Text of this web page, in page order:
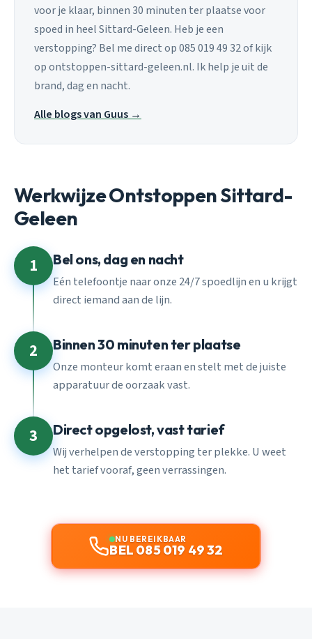
voor je klaar, binnen 30 minuten ter plaatse voor
spoed in heel Sittard-Geleen. Heb je een
verstopping? Bel me direct op 085 019 49 32 of kijk
op ontstoppen-sittard-geleen.nl. Ik help je uit de
brand, dag en nacht.
Alle blogs van Guus →
Werkwijze Ontstoppen Sittard-
Geleen
1 Bel ons, dag en nacht
Eén telefoontje naar onze 24/7 spoedlijn en u krijgt
direct iemand aan de lijn.
2 Binnen 30 minuten ter plaatse
Onze monteur komt eraan en stelt met de juiste
apparatuur de oorzaak vast.
3 Direct opgelost, vast tarief
Wij verhelpen de verstopping ter plekke. U weet
het tarief vooraf, geen verrassingen.
NU BEREIKBAAR
BEL 085 019 49 32